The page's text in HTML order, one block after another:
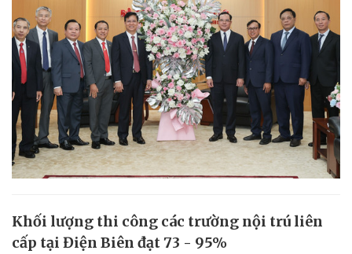
Khối lượng thi công các trường nội trú liên
cấp tại Điện Biên đạt 73 - 95%